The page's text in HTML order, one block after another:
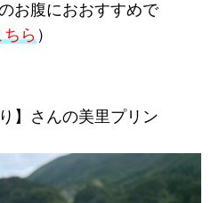
お腹におおすすめで
ちら）
】さんの美里プリン